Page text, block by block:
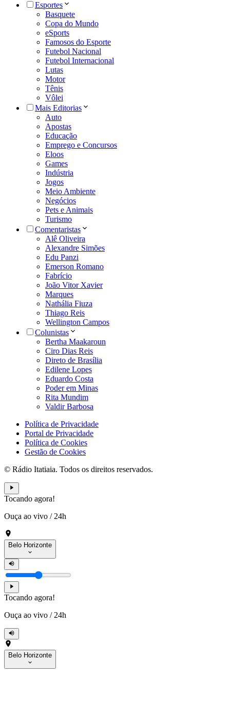
Esportes
Basquete
Copa do Mundo
eSports
Famosos do Esporte
Futebol Nacional
Futebol Internacional
Lutas
Motor
Tênis
Vôlei
Mais Editorias
Auto
Apostas
Educação
Emprego e Concursos
Eloos
Games
Indústria
Jogos
Meio Ambiente
Negócios
Pets e Animais
Turismo
Comentaristas
Alê Oliveira
Alexandre Simões
Edu Panzi
Emerson Romano
Fabrício
João Vitor Xavier
Marques
Nathália Fiuza
Thiago Reis
Wellington Campos
Colunistas
Bertha Maakaroun
Ciro Dias Reis
Direto de Brasília
Edilene Lopes
Eduardo Costa
Poder em Minas
Rita Mundim
Valdir Barbosa
Política de Privacidade
Portal de Privacidade
Política de Cookies
Gestão de Cookies
© Rádio Itatiaia. Todos os direitos reservados.
Tocando agora!
Ouça ao vivo / 24h
Belo Horizonte
Tocando agora!
Ouça ao vivo / 24h
Belo Horizonte